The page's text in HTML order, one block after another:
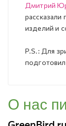
Дмитрий
рассказали
изделий и
P.S.: Для
О нас